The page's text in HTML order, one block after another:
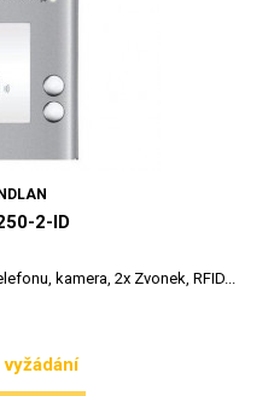
2-ID
kamera, 2x Zvonek, RFID...
Cena
vyžádání